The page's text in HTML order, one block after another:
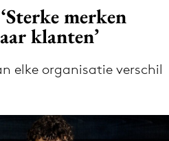
via de Adformatie
merken
klanten’
elke organisatie verschil